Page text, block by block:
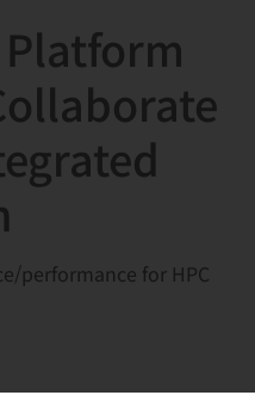
performance for HPC